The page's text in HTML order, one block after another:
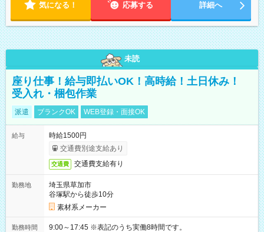
気になる！ 応募する 詳細へ
未読
座り仕事！給与即払いOK！高時給！土日休み！
受入れ・梱包作業
派遣 ブランクOK WEB登録・面接OK
給与
時給1500円
交通費別途支給あり
交通費 交通費支給有り
勤務地
埼玉県草加市
谷塚駅から徒歩10分
素材系メーカー
勤務時間 9:00～17:45 ※表記のうち実働8時間です。